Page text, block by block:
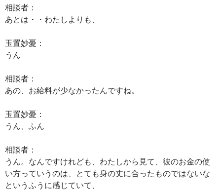
相談者：
あとは・・わたしよりも、
玉置妙憂：
うん
相談者：
あの、お給料が少なかったんですね。
玉置妙憂：
うん、ふん
相談者：
うん。なんですけれども、わたしから見て、彼のお金の使
い方っていうのは、とても身の丈に合ったものではないな
というふうに感じていて、